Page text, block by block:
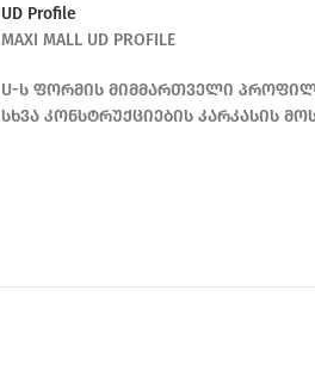
UD Profile
MAXI MALL UD PROFILE
U-ს ფორმის მიმმართველი
სხვა კონსტრუქციების კარკასის